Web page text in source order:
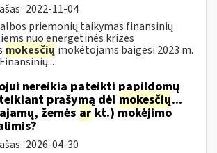
2022-11-04
priemonių taikymas finansinių
nuo energetinės krizės
mokesčių mokėtojams baigėsi 2023 m.
nereikia pateikti papildomų
prašymą dėl mokesčių...
žemės ar kt.) mokėjimo
2026-04-30